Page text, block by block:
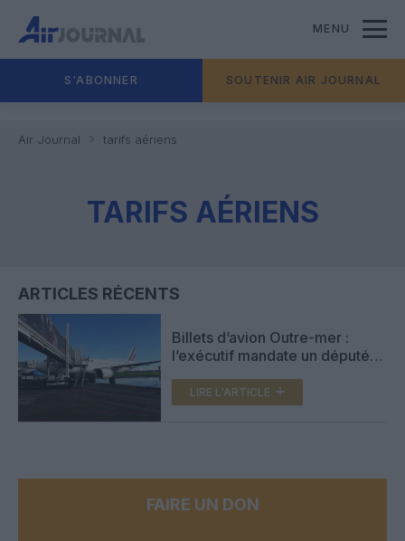
MENU
S'ABONNER SOUTENIR AIR JOURNAL
Air Journal tarifs aériens
TARIFS AÉRIENS
ARTICLES RÉCENTS
Billets d’avion Outre-mer :
l’exécutif mandate un député
tarifs aériens
LIRE L'ARTICLE
FAIRE UN DON